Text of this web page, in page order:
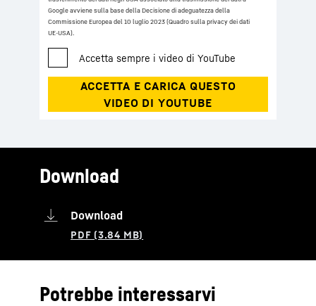
Google avviene sulla base della Decisione di adeguatezza della
Commissione Europea del 10 luglio 2023 (Quadro sulla privacy dei dati
UE-USA).
Download
Download
Potrebbe interessarvi